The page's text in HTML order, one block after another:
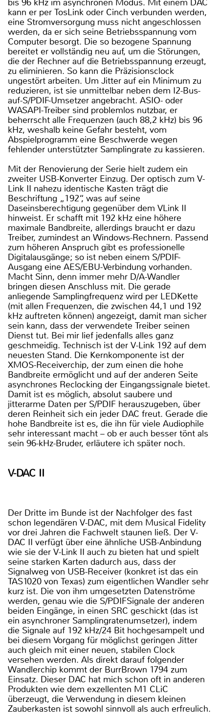
bis 96 kHz im asynchronen Modus. Mit einem DAC
kann er per TosLink oder Cinch verbunden werden,
eine Stromversorgung muss nicht angeschlossen
werden, da er sich seine Betriebsspannung vom
Computer besorgt. Die so bezogene Spannung
bereitet er vollständig neu auf, um die Störungen,
die der Rechner auf die Betriebsspannung erzeugt,
zu eliminieren. So kann die Präzisionsclock
ungestört arbeiten. Um Jitter auf ein Minimum zu
reduzieren, ist sie unmittelbar neben dem I2-Bus-
auf-S/PDIF-Umsetzer angebracht. ASIO- oder
WASAPI-Treiber sind problemlos nutzbar, er
beherrscht alle Frequenzen (auch 88,2 kHz) bis 96
kHz, weshalb keine Gefahr besteht, vom
Abspielprogramm eine Beschwerde wegen
fehlender unterstützter Samplingrate zu kassieren.
Mit der Renovierung der Serie hielt zudem ein
zweiter USB-Konverter Einzug. Der optisch zum V-
Link II nahezu identische Kasten trägt die
Beschriftung „192“, was auf seine
Daseinsberechtigung gegenüber dem VLink II
hinweist. Er schafft mit 192 kHz eine höhere
maximale Bandbreite, allerdings braucht er dazu
Treiber, zumindest an Windows-Rechnern. Passend
zum höheren Anspruch gibt es professionelle
Digitalausgänge; so ist neben einem S/PDIF-
Ausgang eine AES/EBU-Verbindung vorhanden.
Macht Sinn, denn immer mehr D/A-Wandler
bringen diesen Anschluss mit. Die gerade
anliegende Samplingfrequenz wird per LEDKette
(mit allen Frequenzen, die zwischen 44,1 und 192
kHz auftreten können) angezeigt, damit man sicher
sein kann, dass der verwendete Treiber seinen
Dienst tut. Bei mir lief jedenfalls alles ganz
geschmeidig. Technisch ist der V-Link 192 auf dem
neuesten Stand. Die Kernkomponente ist der
XMOS-Receiverchip, der zum einen die hohe
Bandbreite ermöglicht und auf der anderen Seite
asynchrones Reclocking der Eingangssignale bietet.
Damit ist es möglich, absolut saubere und
jitterarme Daten per S/PDIF herauszugeben, über
deren Reinheit sich ein jeder DAC freut. Gerade die
hohe Bandbreite ist es, die ihn für viele Audiophile
sehr interessant macht – ob er auch besser tönt als
sein 96-kHz-Bruder, erläutere ich später noch.
V-DAC II
Der Dritte im Bunde ist der Nachfolger des fast
schon legendären V-DAC, mit dem Musical Fidelity
vor drei Jahren die Fachwelt staunen ließ. Der V-
DAC II verfügt über eine ähnliche USB-Anbindung
wie sie der V-Link II auch zu bieten hat und spielt
seine starken Karten dadurch aus, dass der
Signalweg von USB-Receiver (konkret ist das ein
TAS1020 von Texas) zum eigentlichen Wandler sehr
kurz ist. Die von ihm umgesetzten Datenströme
werden, genau wie die S/PDIFSignale der anderen
beiden Eingänge, in einen SRC geschickt (das ist
ein asynchroner Samplingratenumsetzer), indem
die Signale auf 192 kHz/24 Bit hochgesampelt und
bei diesem Vorgang für möglichst geringen Jitter
auch gleich mit einer neuen, stabilen Clock
versehen werden. Als direkt darauf folgender
Wandlerchip kommt der BurrBrown 1794 zum
Einsatz. Dieser DAC hat mich schon oft in anderen
Produkten wie dem exzellenten M1 CLiC
überzeugt, die Verwendung in diesem kleinen
Zauberkasten ist sowohl sinnvoll als auch erfreulich.